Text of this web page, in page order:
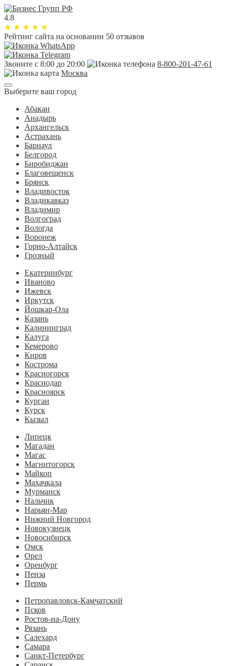
4.8
★ ★ ★ ★ ★
Рейтинг сайта на основании 50 отзывов
Звоните с 8:00 до 20:00
8-800-201-47-61
Москва
Выберите ваш город
Абакан
Анадырь
Архангельск
Астрахань
Барнаул
Белгород
Биробиджан
Благовещенск
Брянск
Владивосток
Владикавказ
Владимир
Волгоград
Вологда
Воронеж
Горно-Алтайск
Грозный
Екатеринбург
Иваново
Ижевск
Иркутск
Йошкар-Ола
Казань
Калининград
Калуга
Кемерово
Киров
Кострома
Красногорск
Краснодар
Красноярск
Курган
Курск
Кызыл
Липецк
Магадан
Магас
Магнитогорск
Майкоп
Махачкала
Мурманск
Нальчик
Нарьян-Мар
Нижний Новгород
Новокузнецк
Новосибирск
Омск
Орел
Оренбург
Пенза
Пермь
Петропавловск-Камчатский
Псков
Ростов-на-Дону
Рязань
Салехард
Самара
Санкт-Петербург